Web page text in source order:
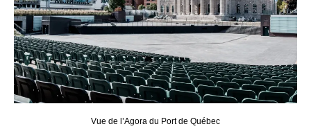
Vue de l’Agora du Port de Québec